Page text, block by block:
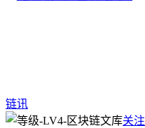
链讯
关注